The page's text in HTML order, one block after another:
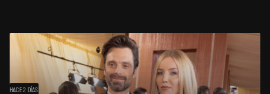
HACE 2 DÍAS